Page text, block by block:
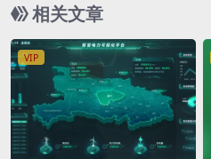
相关文章
VIP